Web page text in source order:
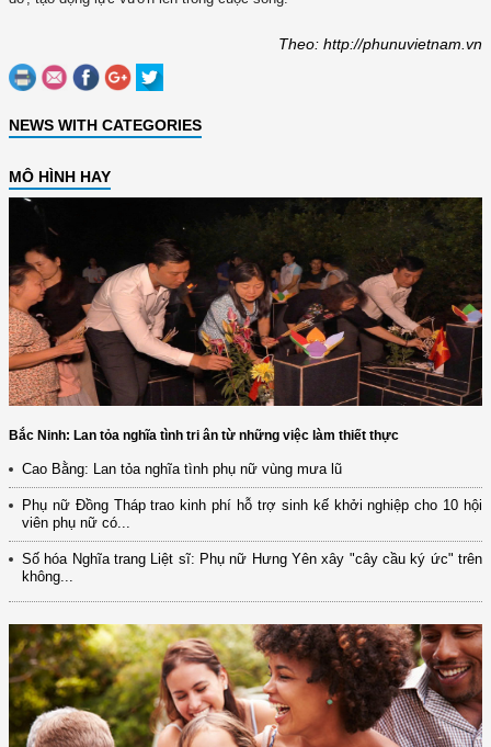
Theo: http://phunuvietnam.vn
NEWS WITH CATEGORIES
MÔ HÌNH HAY
Bắc Ninh: Lan tỏa nghĩa tình tri ân từ những việc làm thiết thực
Cao Bằng: Lan tỏa nghĩa tình phụ nữ vùng mưa lũ
Phụ nữ Đồng Tháp trao kinh phí hỗ trợ sinh kế khởi nghiệp cho 10 hội
viên phụ nữ có...
Số hóa Nghĩa trang Liệt sĩ: Phụ nữ Hưng Yên xây "cây cầu ký ức" trên
không...